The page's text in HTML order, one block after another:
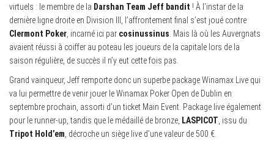
virtuels : le membre de la Darshan Team Jeff bandit ! À l’instar de la
dernière ligne droite en Division III, l’affrontement final s’est joué contre
Clermont Poker , incarné ici par cosinussinus . Mais là où les Auvergnats
avaient réussi à coiffer au poteau les joueurs de la capitale lors de la
saison régulière, de succès il n’y eut cette fois pas.
Grand vainqueur, Jeff remporte donc un superbe package Winamax Live qui
va lui permettre de venir jouer le Winamax Poker Open de Dublin en
septembre prochain, assorti d’un ticket Main Event. Package live également
pour le runner-up, tandis que le médaillé de bronze, LASPICOT , issu du
Tripot Hold’em , décroche un siège live d’une valeur de 500 €.